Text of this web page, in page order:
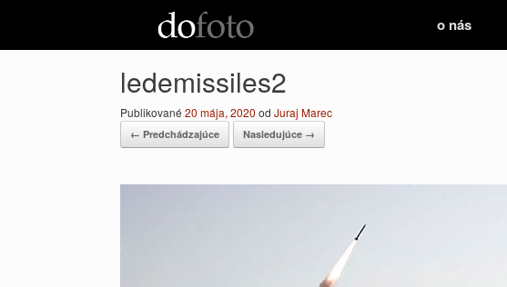
o nás
ledemissiles2
Publikované 20 mája, 2020 od Juraj Marec
← Predchádzajúce Nasledujúce →